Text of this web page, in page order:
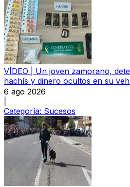
VÍDEO | Un joven zamorano,
hachís y dinero ocultos en su
6 ago 2026
Categoría: Sucesos